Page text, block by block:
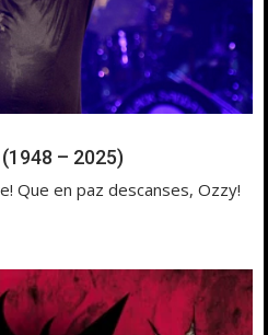
(1948 – 2025)
Que en paz descanses, Ozzy!